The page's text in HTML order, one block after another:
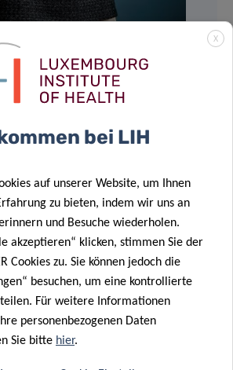
X
bei LIH
auf unserer Website, um Ihnen
zu bieten, indem wir uns an
und Besuche wiederholen.
akzeptieren“ klicken, stimmen Sie der
Cookies zu. Sie können jedoch die
besuchen, um eine kontrollierte
Für weitere Informationen
personenbezogenen Daten
Sie bitte hier.